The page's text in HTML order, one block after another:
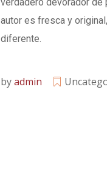
autor es fresca y
diferente.
byadmin